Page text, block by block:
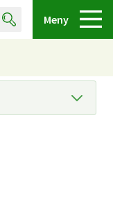
Meny